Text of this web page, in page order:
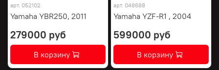
арт. 052102
Yamaha YBR250, 2011
279000 руб
В корзину
арт. 048688
Yamaha YZF-R1 , 2004
599000 руб
В корзину